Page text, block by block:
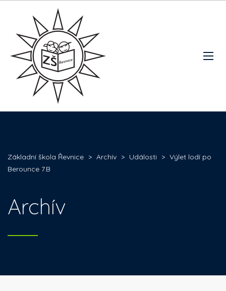
Základní škola Řevnice > Archív > Události > Výlet lodí po
Berounce 7.B
Archív